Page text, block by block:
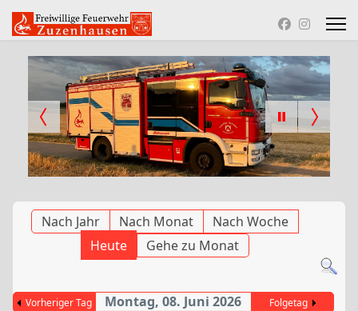
Nach Jahr Nach Monat
Nach Woche
Heute
Gehe zu Monat
Vorheriger Tag Montag, 08. Juni 2026 Folgetag